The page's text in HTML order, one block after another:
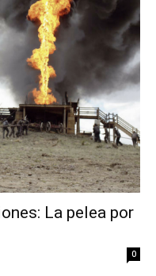
La pelea por
0